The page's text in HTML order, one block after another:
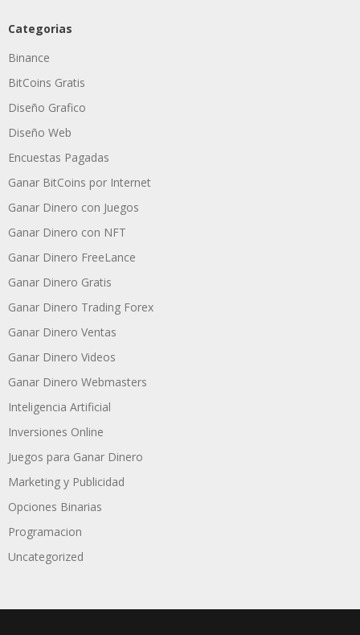
Categorias
Binance
BitCoins Gratis
Diseño Grafico
Diseño Web
Encuestas Pagadas
Ganar BitCoins por Internet
Ganar Dinero con Juegos
Ganar Dinero con NFT
Ganar Dinero FreeLance
Ganar Dinero Gratis
Ganar Dinero Trading Forex
Ganar Dinero Ventas
Ganar Dinero Videos
Ganar Dinero Webmasters
Inteligencia Artificial
Inversiones Online
Juegos para Ganar Dinero
Marketing y Publicidad
Opciones Binarias
Programacion
Uncategorized